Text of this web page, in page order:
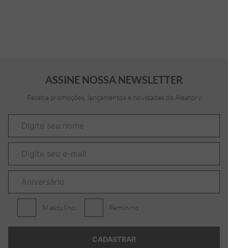
ASSINE NOSSA NEWSLETTER
Receba promoções, lançamentos e novidades da Aleatory
Masculino Feminino